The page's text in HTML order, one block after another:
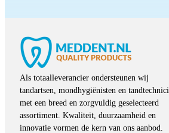
Als totaalleverancier ondersteunen wij
tandartsen, mondhygiënisten en tandtechnici
met een breed en zorgvuldig geselecteerd
assortiment. Kwaliteit, duurzaamheid en
innovatie vormen de kern van ons aanbod.